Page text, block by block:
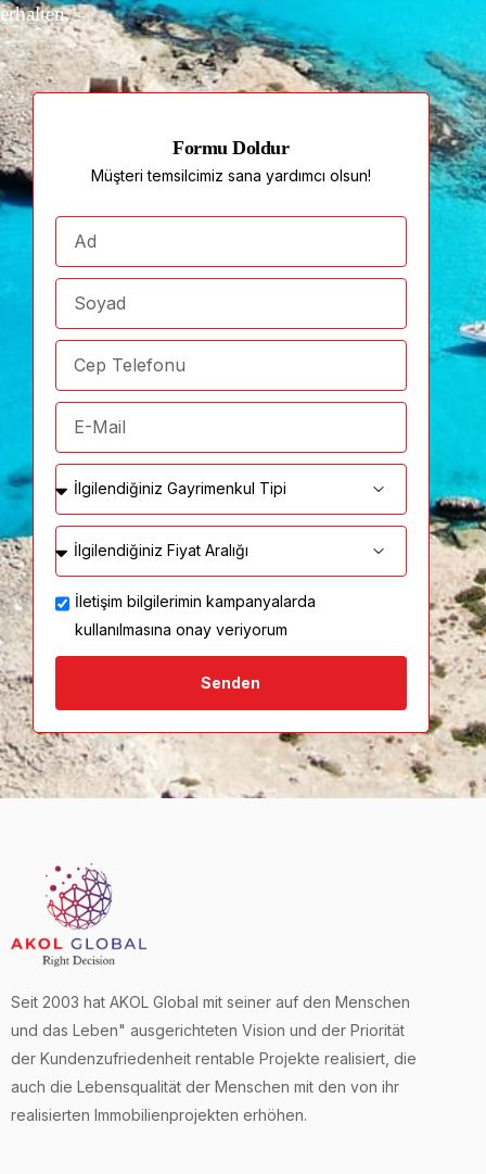
erhalten.
Formu Doldur
Müşteri temsilcimiz sana yardımcı olsun!
İletişim bilgilerimin kampanyalarda
kullanılmasına onay veriyorum
Senden
Seit 2003 hat AKOL Global mit seiner auf den Menschen
und das Leben" ausgerichteten Vision und der Priorität
der Kundenzufriedenheit rentable Projekte realisiert, die
auch die Lebensqualität der Menschen mit den von ihr
realisierten Immobilienprojekten erhöhen.